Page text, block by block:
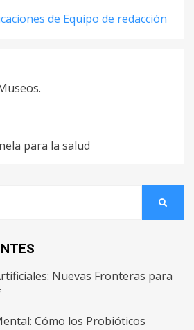
de Equipo de redacción
para la salud
Nuevas Fronteras para
Cómo los Probióticos